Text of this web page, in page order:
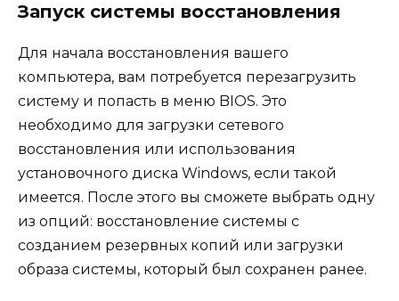
Запуск системы восстановления
Для начала восстановления вашего
компьютера, вам потребуется перезагрузить
систему и попасть в меню BIOS. Это
необходимо для загрузки сетевого
восстановления или использования
установочного диска Windows, если такой
имеется. После этого вы сможете выбрать одну
из опций: восстановление системы с
созданием резервных копий или загрузки
образа системы, который был сохранен ранее.